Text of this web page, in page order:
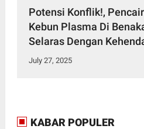
Potensi Konflik!,
Kebun Plasma Di
Selaras Dengan
Permainan Siapa?
July 27, 2025
KABAR POPULER